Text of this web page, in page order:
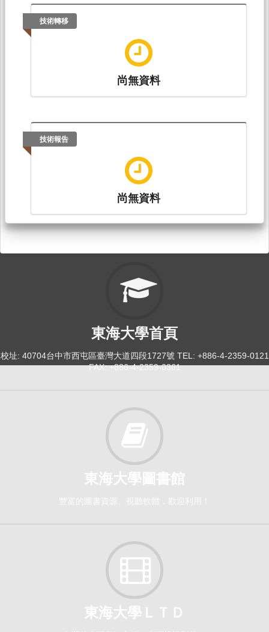
技術轉移
尚無資料
技術報告
尚無資料
東海大學首頁
校址: 40704台中市西屯區臺灣大道四段1727號 TEL: +886-4-2359-0121
FAX: +886-4-2359-0361
東海大學圖書館
豐富的圖書資源、視聽軟體，歡迎利用！
東海大學ＬＴＤ